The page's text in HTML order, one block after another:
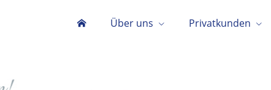
Über uns Privatkunden